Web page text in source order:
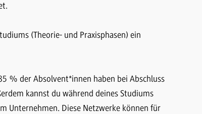
(Theorie- und Praxisphasen) ein
% der Absolvent*innen haben bei Abschluss
kannst du während deines Studiums
Unternehmen. Diese Netzwerke können für